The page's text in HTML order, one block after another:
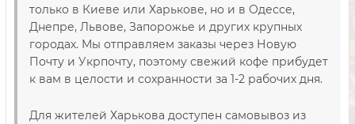
только в Киеве или Харькове, но и в Одессе,
Днепре, Львове, Запорожье и других крупных
городах. Мы отправляем заказы через Новую
Почту и Укрпочту, поэтому свежий кофе прибудет
к вам в целости и сохранности за 1-2 рабочих дня.
Для жителей Харькова доступен самовывоз из